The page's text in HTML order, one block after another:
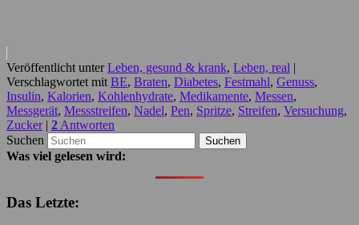
Veröffentlicht unter Leben, gesund & krank, Leben, real |
Verschlagwortet mit BE, Braten, Diabetes, Festmahl, Genuss,
Insulin, Kalorien, Kohlenhydrate, Medikamente, Messen,
Messgerät, Messstreifen, Nadel, Pen, Spritze, Streifen, Versuchung,
Zucker | 2 Antworten
Suchen
Was viel gelesen wird:
Das Letzte: